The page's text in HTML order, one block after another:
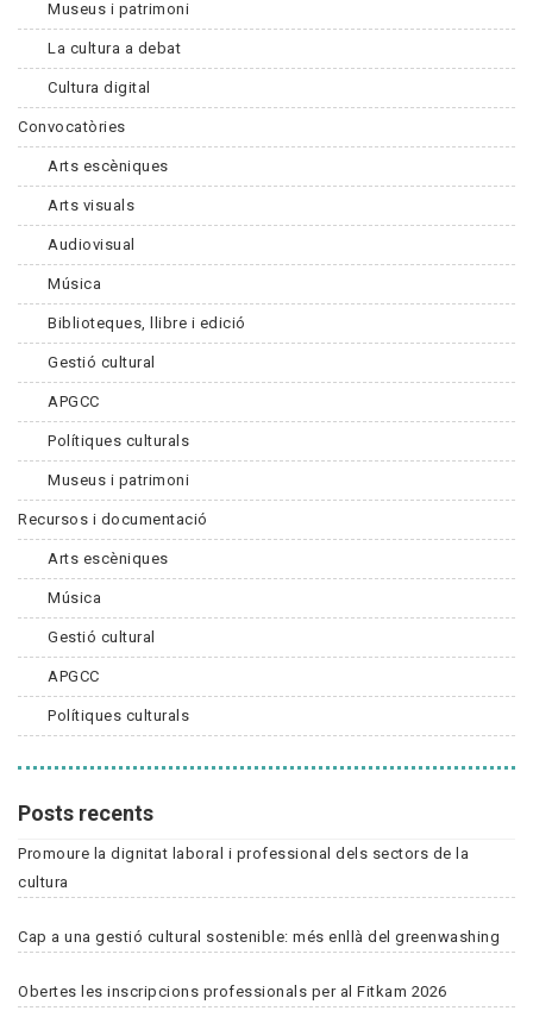
Museus i patrimoni
La cultura a debat
Cultura digital
Convocatòries
Arts escèniques
Arts visuals
Audiovisual
Música
Biblioteques, llibre i edició
Gestió cultural
APGCC
Polítiques culturals
Museus i patrimoni
Recursos i documentació
Arts escèniques
Música
Gestió cultural
APGCC
Polítiques culturals
Posts recents
Promoure la dignitat laboral i professional dels sectors de la
cultura
Cap a una gestió cultural sostenible: més enllà del greenwashing
Obertes les inscripcions professionals per al Fitkam 2026